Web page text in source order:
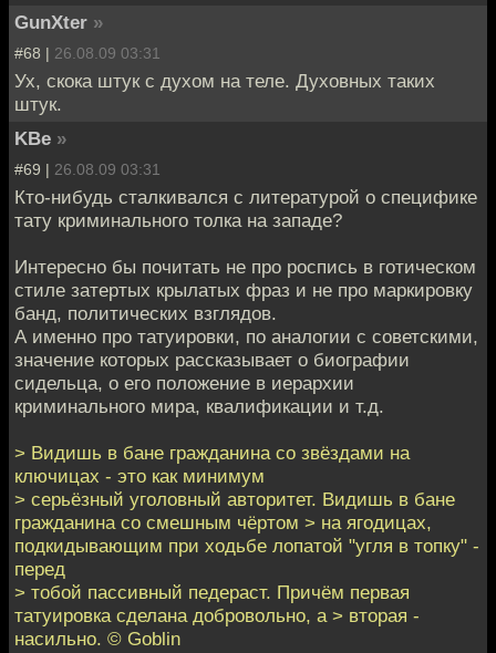
GunXter »
#68 | 26.08.09 03:31
Ух, скока штук с духом на теле. Духовных таких
штук.
KBe »
#69 | 26.08.09 03:31
Кто-нибудь сталкивался с литературой о специфике
тату криминального толка на западе?
Интересно бы почитать не про роспись в готическом
стиле затертых крылатых фраз и не про маркировку
банд, политических взглядов.
А именно про татуировки, по аналогии с советскими,
значение которых рассказывает о биографии
сидельца, о его положение в иерархии
криминального мира, квалификации и т.д.
> Видишь в бане гражданина со звёздами на
ключицах - это как минимум
> серьёзный уголовный авторитет. Видишь в бане
гражданина со смешным чёртом > на ягодицах,
подкидывающим при ходьбе лопатой "угля в топку" -
перед
> тобой пассивный педераст. Причём первая
татуировка сделана добровольно, а > вторая -
насильно. © Goblin